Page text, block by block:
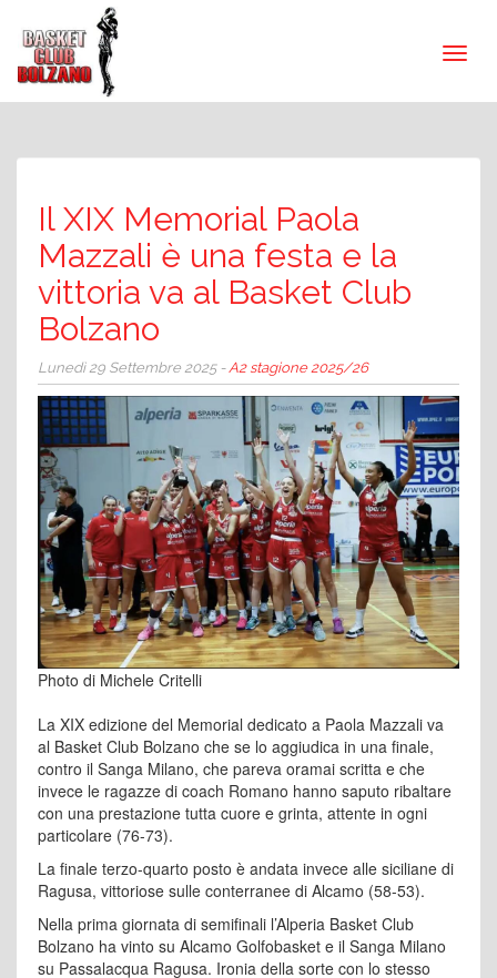
Il XIX Memorial Paola
Mazzali è una festa e la
vittoria va al Basket Club
Bolzano
Lunedì 29 Settembre 2025 -A2 stagione 2025/26
Photo di Michele Critelli
La XIX edizione del Memorial dedicato a Paola Mazzali va
al Basket Club Bolzano che se lo aggiudica in una finale,
contro il Sanga Milano, che pareva oramai scritta e che
invece le ragazze di coach Romano hanno saputo ribaltare
con una prestazione tutta cuore e grinta, attente in ogni
particolare (76-73).
La finale terzo-quarto posto è andata invece alle siciliane di
Ragusa, vittoriose sulle conterranee di Alcamo (58-53).
Nella prima giornata di semifinali l’Alperia Basket Club
Bolzano ha vinto su Alcamo Golfobasket e il Sanga Milano
su Passalacqua Ragusa. Ironia della sorte con lo stesso